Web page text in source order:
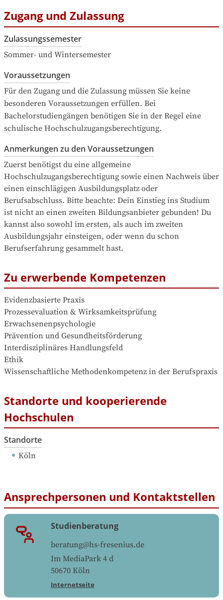
Zugang und Zulassung
Zulassungssemester
Sommer- und Wintersemester
Voraussetzungen
Für den Zugang und die Zulassung müssen Sie keine
besonderen Voraussetzungen erfüllen. Bei
Bachelorstudiengängen benötigen Sie in der Regel eine
schulische Hochschulzugangsberechtigung.
Anmerkungen zu den Voraussetzungen
Zuerst benötigst du eine allgemeine
Hochschulzugangsberechtigung sowie einen Nachweis über
einen einschlägigen Ausbildungsplatz oder
Berufsabschluss. Bitte beachte: Dein Einstieg ins Studium
ist nicht an einen zweiten Bildungsanbieter gebunden! Du
kannst also sowohl im ersten, als auch im zweiten
Ausbildungsjahr einsteigen, oder wenn du schon
Berufserfahrung gesammelt hast.
Zu erwerbende Kompetenzen
Evidenzbasierte Praxis
Prozessevaluation & Wirksamkeitsprüfung
Erwachsenenpsychologie
Prävention und Gesundheitsförderung
Interdisziplinäres Handlungsfeld
Ethik
Wissenschaftliche Methodenkompetenz in der Berufspraxis
Standorte und kooperierende
Hochschulen
Standorte
Köln
Ansprechpersonen und Kontaktstellen
Studienberatung
beratung@hs-fresenius.de
Im MediaPark 4 d
50670 Köln
Internetseite